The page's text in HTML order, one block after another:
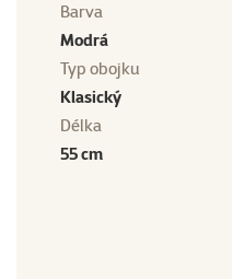
Barva
Modrá
Typ obojku
Klasický
Délka
55 cm